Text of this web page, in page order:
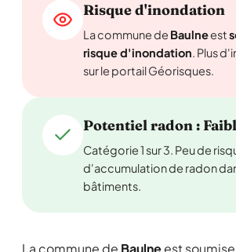
Risque d'inondation
La commune de Baulneest
risque d'inondation. Plus
sur le portail Géorisques.
Potentiel radon :
Catégorie 1 sur 3. Peu de
d'accumulation de radon
bâtiments.
La commune de Baulneest